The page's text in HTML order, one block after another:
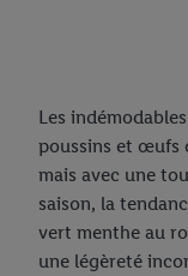
Les
poussins et œufs
mais avec une
saison, la
vert menthe au
une légèreté